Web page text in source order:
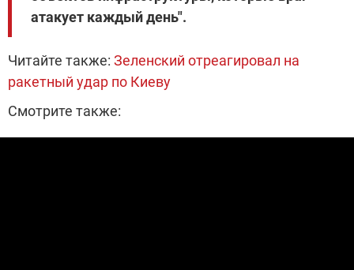
атакует каждый день".
Читайте также: Зеленский отреагировал на
ракетный удар по Киеву
Смотрите также: